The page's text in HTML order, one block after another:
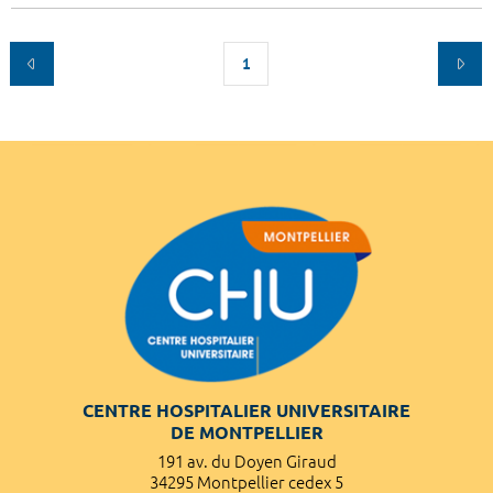
1
CENTRE HOSPITALIER UNIVERSITAIRE
DE MONTPELLIER
191 av. du Doyen Giraud
34295 Montpellier cedex 5